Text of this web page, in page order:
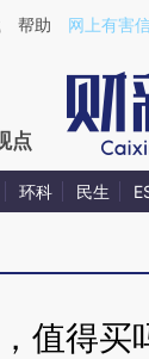
帮助 网上有害
点
环科 民生
值得买